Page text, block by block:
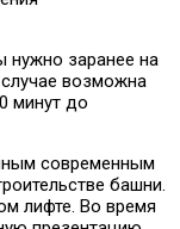
нужно заранее на
возможна
минут до
современным
башни.
лифте. Во время